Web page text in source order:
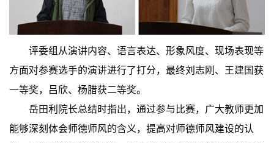
评委组从演讲内容、语言表达、形象风度、现场表现等
方面对参赛选手的演讲进行了打分，最终刘志刚、王建国获
一等奖，吕欣、杨腊获二等奖。
岳田利院长总结时指出，通过参与比赛，广大教师更加
能够深刻体会师德师风的含义，提高对师德师风建设的认